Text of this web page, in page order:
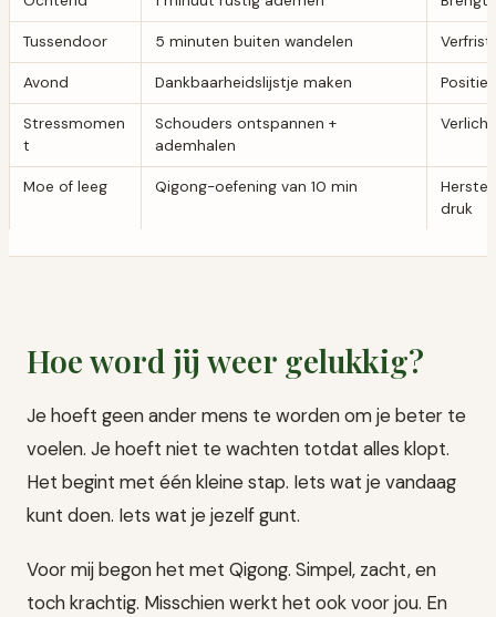
Tussendoor 5 minuten buiten wandelen
Avond Dankbaarheidslijstje maken
Stressmomen
t
Schouders ontspannen +
ademhalen
Moe of leeg Qigong-oefening van 10 min
druk
Hoe word jij weer gelukkig?
Je hoeft geen ander mens te worden om je beter te
voelen. Je hoeft niet te wachten totdat alles klopt.
Het begint met één kleine stap. Iets wat je vandaag
kunt doen. Iets wat je jezelf gunt.
Voor mij begon het met Qigong. Simpel, zacht, en
toch krachtig. Misschien werkt het ook voor jou. En